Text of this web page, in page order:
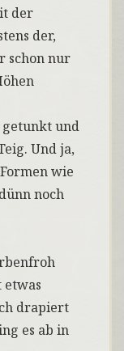
der
der,
schon nur
getunkt und
Und ja,
wie
noch
etwas
drapiert
es ab in